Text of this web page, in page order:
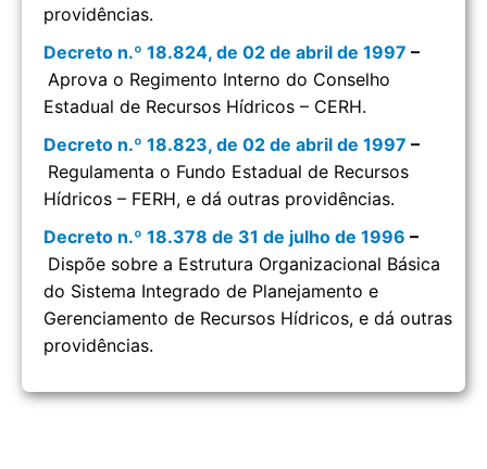
providências.
Decreto n.º 18.824, de 02 de abril de 1997 –
Aprova o Regimento Interno do Conselho
Estadual de Recursos Hídricos – CERH.
Decreto n.º 18.823, de 02 de abril de 1997 –
Regulamenta o Fundo Estadual de Recursos
Hídricos – FERH, e dá outras providências.
Decreto n.º 18.378 de 31 de julho de 1996 –
Dispõe sobre a Estrutura Organizacional Básica
do Sistema Integrado de Planejamento e
Gerenciamento de Recursos Hídricos, e dá outras
providências.